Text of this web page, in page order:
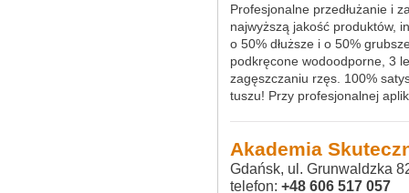
Profesjonalne przedłużanie i
najwyższą jakość produktów,
o 50% dłuższe i o 50%
podkręcone wodoodporne, 3
zagęszczaniu rzęs. 100%
tuszu! Przy profesjonalnej
Akademia
Gdańsk, ul. Grunwaldzka
telefon: +48 606 517 057